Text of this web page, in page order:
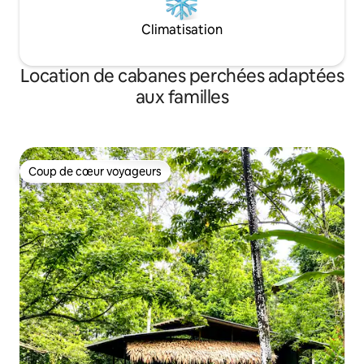
Climatisation
Location de cabanes perchées adaptées
aux familles
Coup de cœur voyageurs
Coup de cœur voyageurs